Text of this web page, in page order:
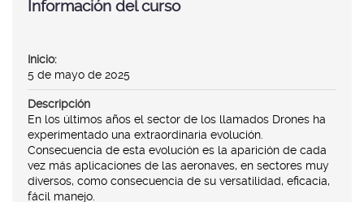
Inicio:
5 de mayo de 2025
Descripción
En los últimos años el sector de los llamados Drones ha
experimentado una extraordinaria evolución.
Consecuencia de esta evolución es la aparición de cada
vez más aplicaciones de las aeronaves, en sectores muy
diversos, como consecuencia de su versatilidad, eficacia,
fácil manejo.